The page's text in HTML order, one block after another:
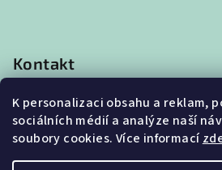
K personalizaci obsahu a reklam,
sociálních médií a analýze naší
soubory cookies. Více informací
Kontakt
shop@best4beast.com
+420 734 673 849